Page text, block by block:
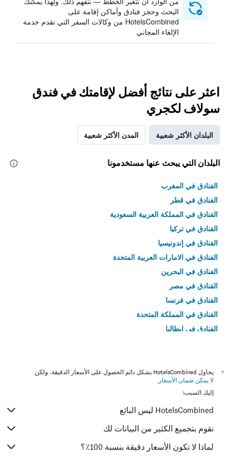
البحث وحجز فنادق وأماكن إقامة على
HotelsCombined من وكالات السفر التي تقدم خدمة
الإلغاء المجاني
اعثر على نتائج أفضل لإقامتك في فندق
سولاف لكجري
البلدان الأكثر شعبية المدن الأكثر شعبية
البلدان التي يبحث عنها مستخدمونا
الفنادق في المغرب
الفنادق في قطر
الفنادق في المملكة العربية السعودية
الفنادق في تركيا
الفنادق في إندونيسيا
الفنادق في الامارات العربية المتحدة
الفنادق في البحرين
الفنادق في مصر
الفنادق في فرنسا
الفنادق في المملكة المتحدة
الفنادق في إيطاليا
*
يحاول HotelsCombined بشكل دائم الحصول على الأسعار الدقيقة، ولكن
لا يمكن ضمان الأسعار .
إليك السبب:
HotelsCombined ليس البائع
نقوم بتجميع الكثير من البيانات لك
لماذا لا تكون الأسعار دقيقة بنسبة 100٪؟